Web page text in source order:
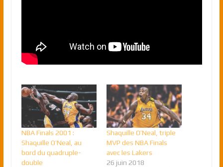
NBA Finals 2001 :
Shaquille O’Neal, au
bord du quadruple-
double
Shaquille O’Neal, triple
MVP des NBA Finals
avec les Lakers
26 juin 2018